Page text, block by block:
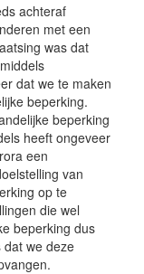
achteraf
met een
was dat
dat we te maken
beperking.
beperking
heeft ongeveer
een
van
op te
die wel
beperking dus
dat we deze